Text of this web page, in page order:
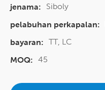
jenama:
Siboly
pelabuhan perkapalan:
bayaran: TT, LC
MOQ: 45